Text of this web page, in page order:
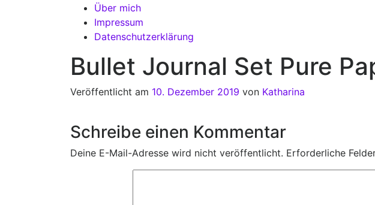
Über mich
Impressum
Datenschutzerklärung
Bullet Journal Set Pure
Veröffentlicht am 10. Dezember 2019 von Katharina
Schreibe einen Kommentar
Deine E-Mail-Adresse wird nicht veröffentlicht. Erforderliche